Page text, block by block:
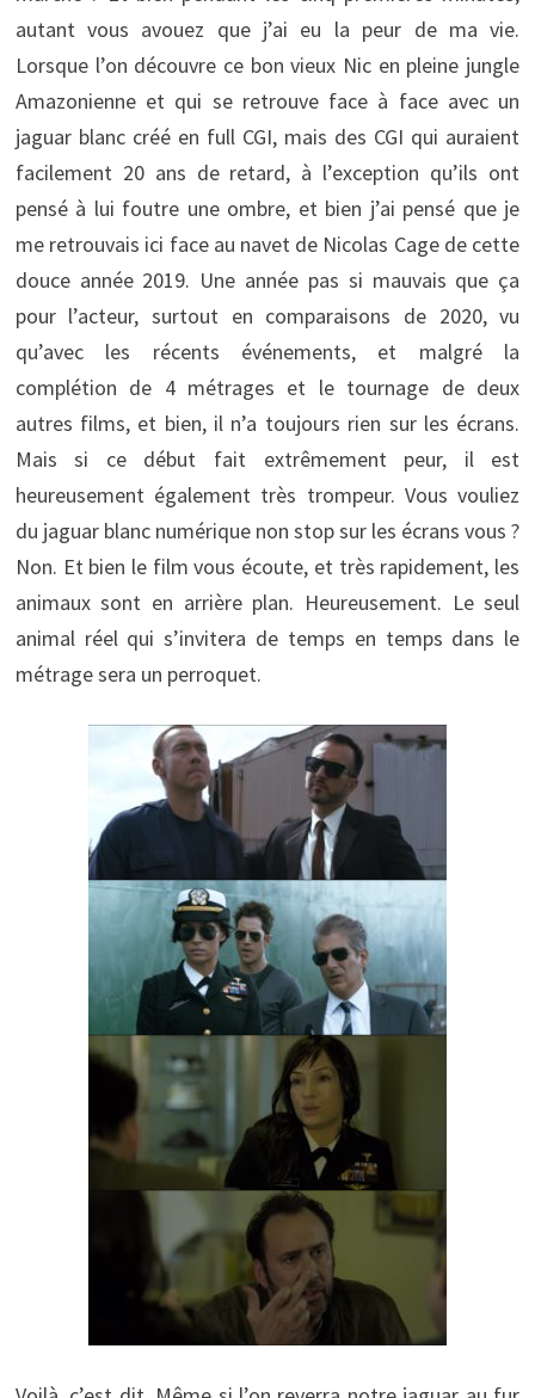
autant vous avouez que j’ai eu la peur de ma vie.
Lorsque l’on découvre ce bon vieux Nic en pleine jungle
Amazonienne et qui se retrouve face à face avec un
jaguar blanc créé en full CGI, mais des CGI qui auraient
facilement 20 ans de retard, à l’exception qu’ils ont
pensé à lui foutre une ombre, et bien j’ai pensé que je
me retrouvais ici face au navet de Nicolas Cage de cette
douce année 2019. Une année pas si mauvais que ça
pour l’acteur, surtout en comparaisons de 2020, vu
qu’avec les récents événements, et malgré la
complétion de 4 métrages et le tournage de deux
autres films, et bien, il n’a toujours rien sur les écrans.
Mais si ce début fait extrêmement peur, il est
heureusement également très trompeur. Vous vouliez
du jaguar blanc numérique non stop sur les écrans vous ?
Non. Et bien le film vous écoute, et très rapidement, les
animaux sont en arrière plan. Heureusement. Le seul
animal réel qui s’invitera de temps en temps dans le
métrage sera un perroquet.